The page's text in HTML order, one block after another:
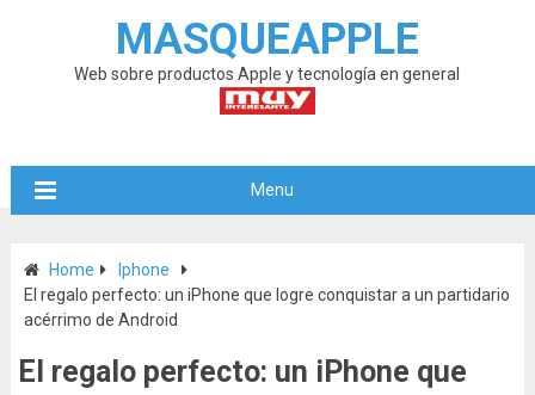
MASQUEAPPLE
Web sobre productos Apple y tecnología en general
Menu
Home
Iphone
El regalo perfecto: un iPhone que logre conquistar a un partidario
acérrimo de Android
El regalo perfecto: un iPhone que